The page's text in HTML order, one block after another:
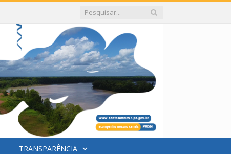
TRANSPARÊNCIA